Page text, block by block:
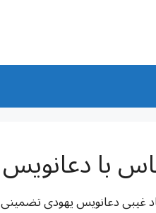
با دعانویس
غیبی دعانویس یهودی تضمینی